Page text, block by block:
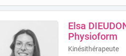
Elsa
Physioform
Kinésithérapeute